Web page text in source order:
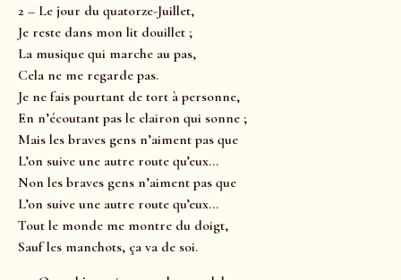
2 – Le jour du quatorze-Juillet,
Je reste dans mon lit douillet ;
La musique qui marche au pas,
Cela ne me regarde pas.
Je ne fais pourtant de tort à personne,
En n’écoutant pas le clairon qui sonne ;
Mais les braves gens n’aiment pas que
L’on suive une autre route qu’eux…
Non les braves gens n’aiment pas que
L’on suive une autre route qu’eux…
Tout le monde me montre du doigt,
Sauf les manchots, ça va de soi.